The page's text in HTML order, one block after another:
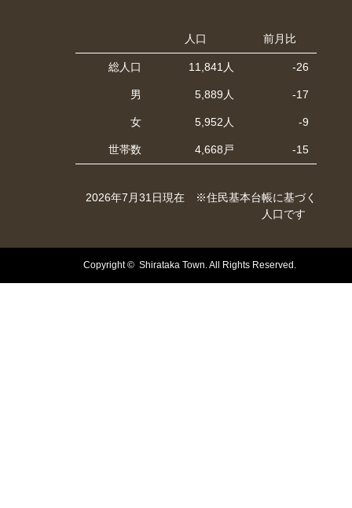
人口 前月比
総人口 11,841人 -26
男 5,889人 -17
女 5,952人 -9
世帯数 4,668戸 -15
2026年7月31日現在 ※住民基本台帳に基づく
人口です
Copyright © Shirataka Town. All Rights Reserved.